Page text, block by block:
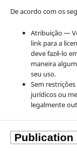
De acordo com os
Atribuição —
link para a
deve fazê-lo
maneira
seu uso.
Sem
jurídicos ou
legalmente